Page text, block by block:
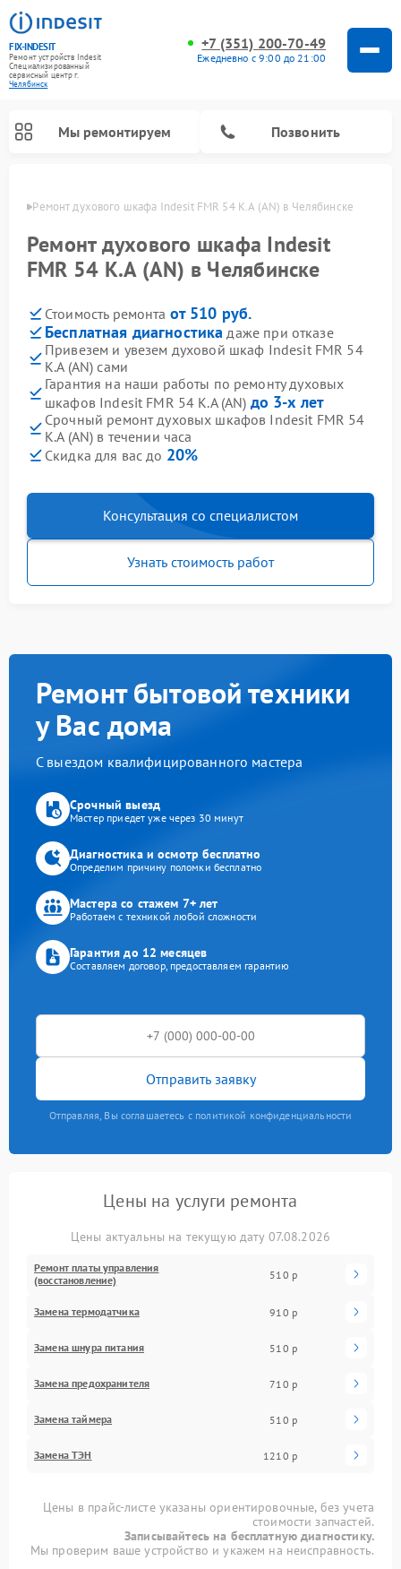
FIX-INDESIT
Ремонт устройств Indesit
Специализированный
cервисный центр г.
Челябинск
+7 (351) 200-70-49
Ежедневно с 9:00 до 21:00
Мы ремонтируем Позвонить
Ремонт духового шкафа Indesit FMR 54 K.A (AN) в Челябинске
Ремонт духового шкафа Indesit
FMR 54 K.A (AN) в Челябинске
Стоимость ремонта от 510 руб.
Бесплатная диагностика даже при отказе
Привезем и увезем духовой шкаф Indesit FMR 54
K.A (AN) сами
Гарантия на наши работы по ремонту духовых
шкафов Indesit FMR 54 K.A (AN) до 3-х лет
Срочный ремонт духовых шкафов Indesit FMR 54
K.A (AN) в течении часа
Скидка для вас до 20%
Консультация со специалистом
Узнать стоимость работ
Ремонт бытовой техники
у Вас дома
С выездом квалифицированного мастера
Срочный выезд
Мастер приедет уже через 30 минут
Диагностика и осмотр бесплатно
Определим причину поломки бесплатно
Мастера со стажем 7+ лет
Работаем с техникой любой сложности
Гарантия до 12 месяцев
Составляем договор, предоставляем гарантию
Отправить заявку
Отправляя, Вы соглашаетесь с политикой конфиденциальности
Цены на услуги ремонта
Цены актуальны на текущую дату 07.08.2026
Ремонт платы управления
(восстановление)
510 р
Замена термодатчика 910 р
Замена шнура питания 510 р
Замена предохранителя 710 р
Замена таймера 510 р
Замена ТЭН 1210 р
Цены в прайс-листе указаны ориентировочные, без учета
стоимости запчастей.
Записывайтесь на бесплатную диагностику.
Мы проверим ваше устройство и укажем на неисправность.